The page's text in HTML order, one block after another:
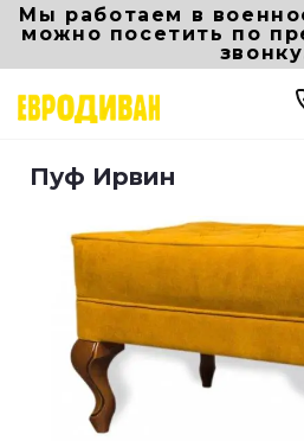
Мы работаем в
можно посетить по
Интернет-магазин мебели
Пуф Ирвин